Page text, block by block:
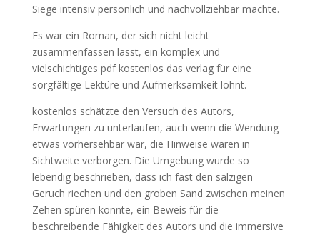
Siege intensiv persönlich und nachvollziehbar machte.
Es war ein Roman, der sich nicht leicht
zusammenfassen lässt, ein komplex und
vielschichtiges pdf kostenlos das verlag für eine
sorgfältige Lektüre und Aufmerksamkeit lohnt.
kostenlos schätzte den Versuch des Autors,
Erwartungen zu unterlaufen, auch wenn die Wendung
etwas vorhersehbar war, die Hinweise waren in
Sichtweite verborgen. Die Umgebung wurde so
lebendig beschrieben, dass ich fast den salzigen
Geruch riechen und den groben Sand zwischen meinen
Zehen spüren konnte, ein Beweis für die
beschreibende Fähigkeit des Autors und die immersive